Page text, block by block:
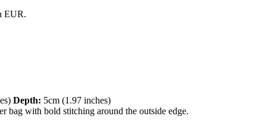
EUR.
Depth: 5cm (1.97 inches)
bag with bold stitching around the outside edge.